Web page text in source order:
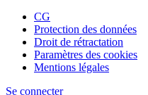
CG
Protection des données
Droit de rétractation
Paramètres des cookies
Mentions légales
Se connecter